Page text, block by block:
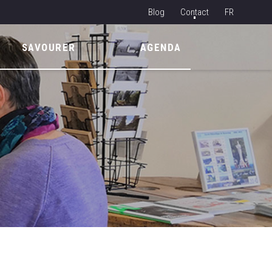
SAVOURER AGENDA
Blog Contact FR